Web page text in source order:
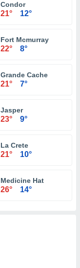
Condor
21° 12°
Fort Mcmurray
22° 8°
Grande Cache
21° 7°
Jasper
23° 9°
La Crete
21° 10°
Medicine Hat
26° 14°